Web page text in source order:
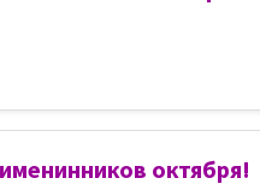
октября!